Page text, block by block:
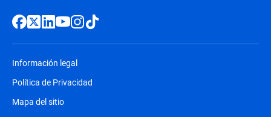
Información legal
Política de Privacidad
Mapa del sitio